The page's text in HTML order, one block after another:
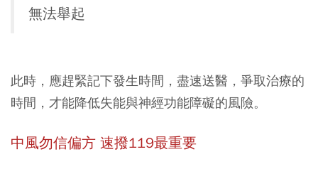
無法舉起
此時，應趕緊記下發生時間，盡速送醫，爭取治療的
時間，才能降低失能與神經功能障礙的風險。
中風勿信偏方 速撥119最重要